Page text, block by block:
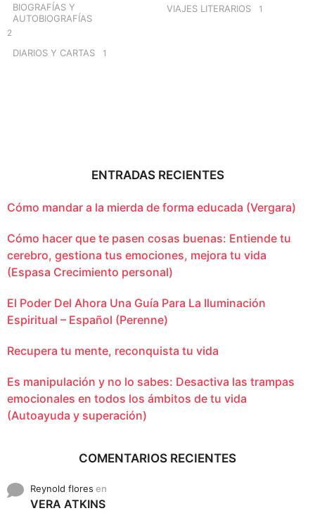
BIOGRAFÍAS Y
AUTOBIOGRAFÍAS
2
DIARIOS Y CARTAS 1
VIAJES LITERARIOS 1
ENTRADAS RECIENTES
Cómo mandar a la mierda de forma educada (Vergara)
Cómo hacer que te pasen cosas buenas: Entiende tu
cerebro, gestiona tus emociones, mejora tu vida
(Espasa Crecimiento personal)
El Poder Del Ahora Una Guía Para La Iluminación
Espiritual – Español (Perenne)
Recupera tu mente, reconquista tu vida
Es manipulación y no lo sabes: Desactiva las trampas
emocionales en todos los ámbitos de tu vida
(Autoayuda y superación)
COMENTARIOS RECIENTES
Reynold flores en
VERA ATKINS